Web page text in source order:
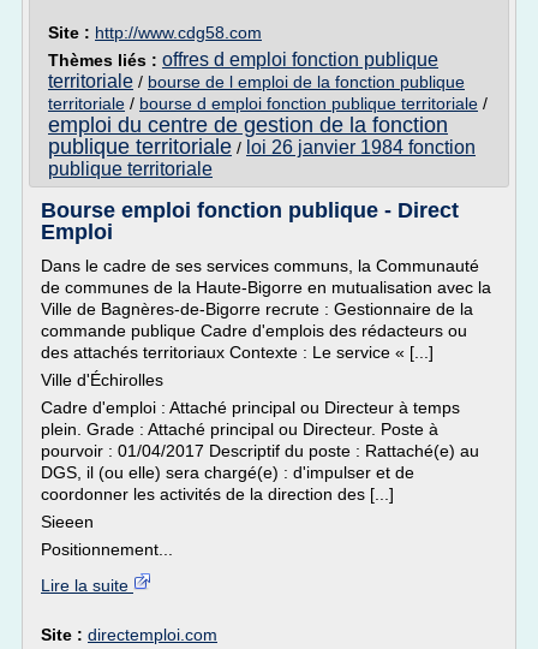
Site : http://www.cdg58.com
Thèmes liés : offres d emploi fonction publique
territoriale / bourse de l emploi de la fonction publique
territoriale / bourse d emploi fonction publique territoriale /
emploi du centre de gestion de la fonction
publique territoriale / loi 26 janvier 1984 fonction
publique territoriale
Bourse emploi fonction publique - Direct
Emploi
Dans le cadre de ses services communs, la Communauté
de communes de la Haute-Bigorre en mutualisation avec la
Ville de Bagnères-de-Bigorre recrute : Gestionnaire de la
commande publique Cadre d'emplois des rédacteurs ou
des attachés territoriaux Contexte : Le service « [...]
Ville d'Échirolles
Cadre d'emploi : Attaché principal ou Directeur à temps
plein. Grade : Attaché principal ou Directeur. Poste à
pourvoir : 01/04/2017 Descriptif du poste : Rattaché(e) au
DGS, il (ou elle) sera chargé(e) : d'impulser et de
coordonner les activités de la direction des [...]
Sieeen
Positionnement...
Lire la suite
Site : directemploi.com